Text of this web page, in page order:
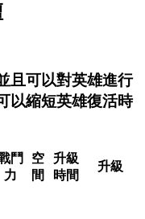
且可以對英雄進行
以縮短英雄復活時
鬥
力
空
間
升級
時間
升級